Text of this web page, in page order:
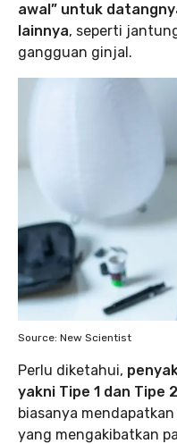
awal” untuk
lainnya, seperti
gangguan ginjal.
Source: New Scientist
Perlu diketahui,
yakni Tipe 1 dan Tipe
biasanya
yang mengakibatkan